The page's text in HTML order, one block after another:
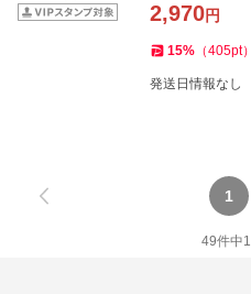
2,970円
15% （405pt）
発送日情報なし
1
49件中1